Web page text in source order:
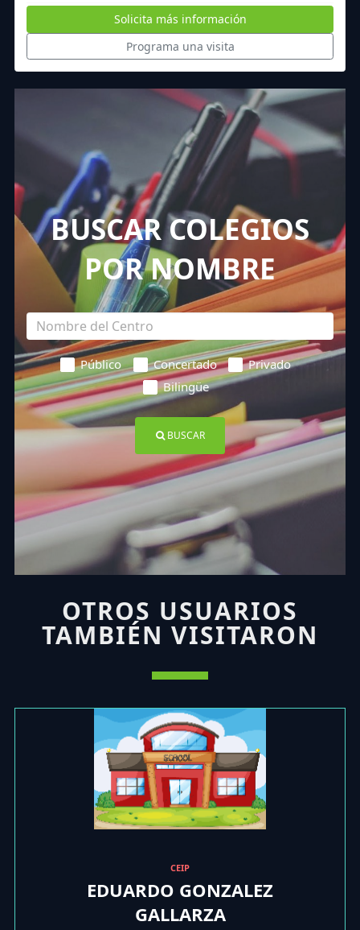
Solicita más información
Programa una visita
BUSCAR COLEGIOS
POR NOMBRE
Público Concertado
Privado
Bilingüe
BUSCAR
OTROS USUARIOS
TAMBIÉN VISITARON
CEIP
EDUARDO GONZALEZ
GALLARZA